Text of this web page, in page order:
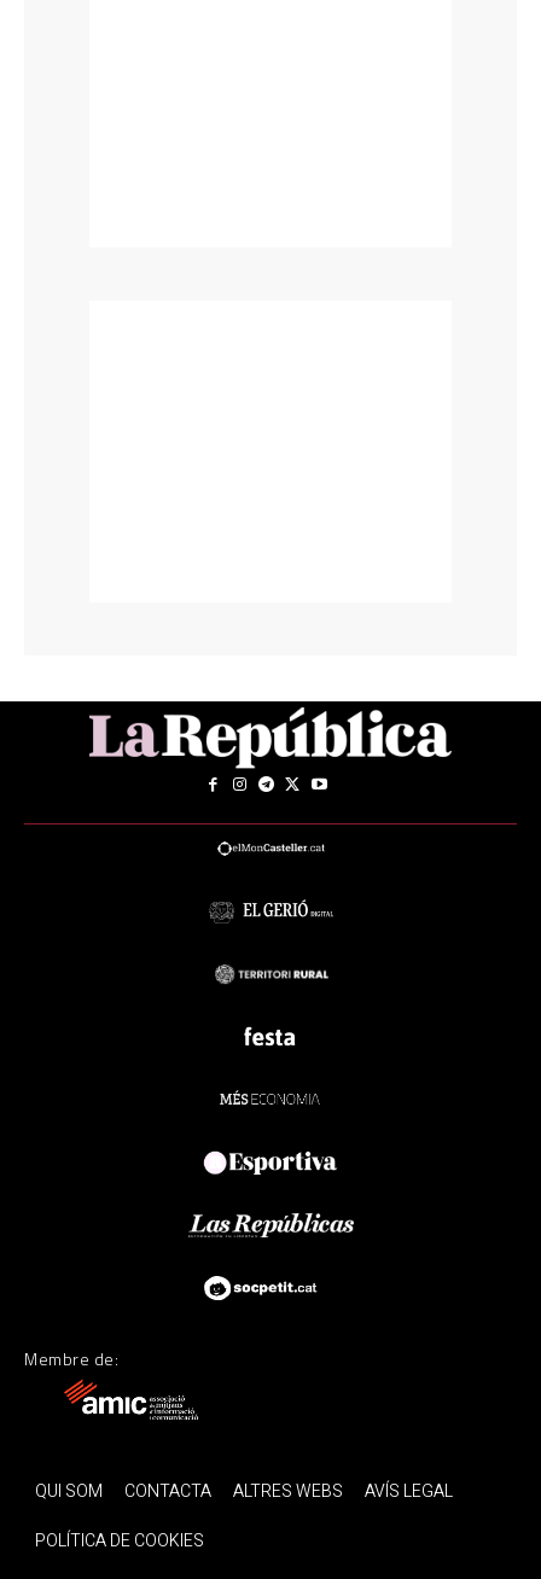
Membre de:
QUI SOM CONTACTA ALTRES WEBS
AVÍS LEGAL
POLÍTICA DE COOKIES